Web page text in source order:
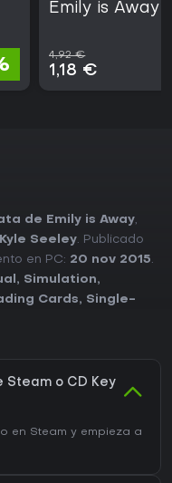
Emily is Away
4,92 €
1,18 €
de Emily is Away,
Kyle Seeley. Publicado
en PC: 20 nov 2015.
, Simulation,
Cards, Single-
Steam o CD Key
en Steam y empieza a